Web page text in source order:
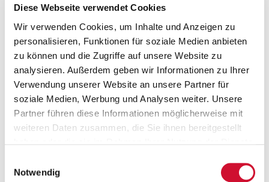
Diese Webseite verwendet Cookies
Wir verwenden Cookies, um Inhalte und Anzeigen zu
personalisieren, Funktionen für soziale Medien anbieten
zu können und die Zugriffe auf unsere Website zu
analysieren. Außerdem geben wir Informationen zu Ihrer
Verwendung unserer Website an unsere Partner für
soziale Medien, Werbung und Analysen weiter. Unsere
Partner führen diese Informationen möglicherweise mit
weiteren Daten zusammen, die Sie ihnen bereitgestellt
Wenn Sie auf „Cookies zulassen“ klicken, so stimmen
Notwendig
Heute sparen, morgen genießen - wir bieten
Einen
konfessionell ungebundenen und werteorientierten
Arbeitgeber
Prämie für Empfehlung neuer Mitarbeiter*innen
- über ein
Formular haben unsere Mitarbeitenden die Möglichkeit, neue
Kolleg*innen zu werben und dafür
bis zu 1.000 Euro Prämie pro
geworbene Person zu erhalten.
Darüber hinaus kannst Du vom Arbeitnehmer*innenprogramm
Corporate Benefits
profitieren - Unterstützung bei der Erfüllung
(u.a. in den
Du hast Lust, uns bei dieser wichtigen Arbeit zu helfen? Dann